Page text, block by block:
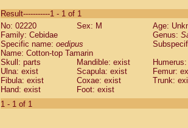
CebidaeSaguinus labiatus(0)
Cebidae Saguinus leucopus (0)
Cebidae
CebidaeSaguinus mystax
Cebidae Saguinus nigricollis (0)
Cebidae Saguinus oedipus
Cebidae Saguinus weddelli
Cebidae Saguinusspp.
Cebidae
Result-----------1 - 1 of 1
No: 02220
Sex: M
Age:
Family: Cebidae
Genus:
Specific name: oedipus
Name: Cotton-top Tamarin
Skull: parts
Mandible: exist
Ulna: exist
Scapula: exist
Femur:
Fibula: exist
Coxae: exist
Trunk:
Hand: exist
Foot: exist
1 - 1 of 1